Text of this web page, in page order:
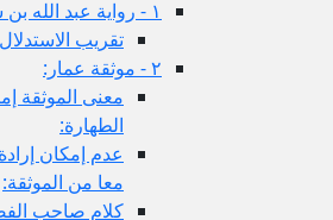
١ - رواية عبد الله بن سنان:
تقريب
٢ - موثقة عمار:
معنى الموثقة
الطهارة:
عدم إمكان
معا من الموثقة:
كلام صاحب